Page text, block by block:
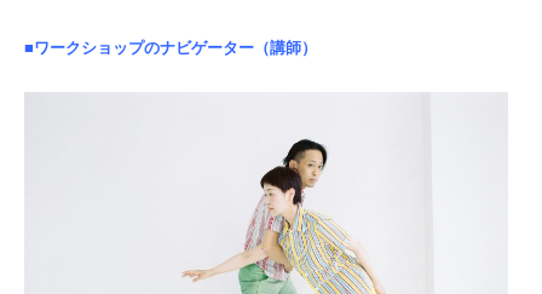
■ワークショップのナビゲーター（講師）